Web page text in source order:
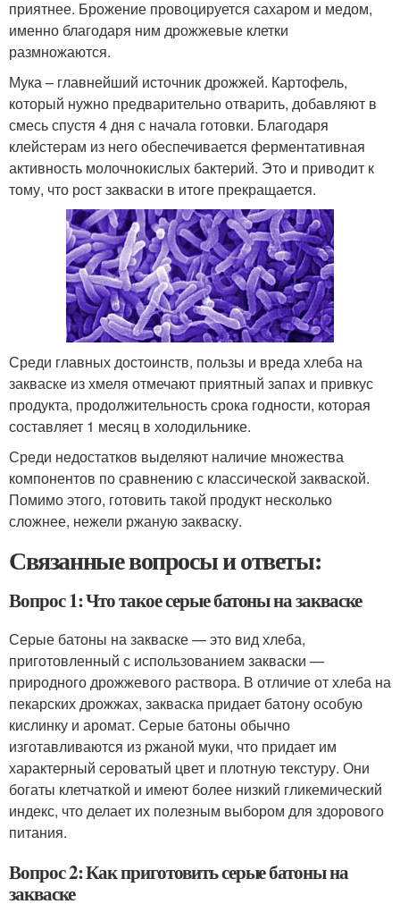
приятнее. Брожение провоцируется сахаром и медом,
именно благодаря ним дрожжевые клетки
размножаются.
Мука – главнейший источник дрожжей. Картофель,
который нужно предварительно отварить, добавляют в
смесь спустя 4 дня с начала готовки. Благодаря
клейстерам из него обеспечивается ферментативная
активность молочнокислых бактерий. Это и приводит к
тому, что рост закваски в итоге прекращается.
Среди главных достоинств, пользы и вреда хлеба на
закваске из хмеля отмечают приятный запах и привкус
продукта, продолжительность срока годности, которая
составляет 1 месяц в холодильнике.
Среди недостатков выделяют наличие множества
компонентов по сравнению с классической закваской.
Помимо этого, готовить такой продукт несколько
сложнее, нежели ржаную закваску.
Связанные вопросы и ответы:
Вопрос 1: Что такое серые батоны на закваске
Серые батоны на закваске — это вид хлеба,
приготовленный с использованием закваски —
природного дрожжевого раствора. В отличие от хлеба на
пекарских дрожжах, закваска придает батону особую
кислинку и аромат. Серые батоны обычно
изготавливаются из ржаной муки, что придает им
характерный сероватый цвет и плотную текстуру. Они
богаты клетчаткой и имеют более низкий гликемический
индекс, что делает их полезным выбором для здорового
питания.
Вопрос 2: Как приготовить серые батоны на
закваске